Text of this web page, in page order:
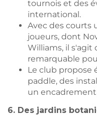
tournois et des
international.
Avec des courts
joueurs, dont
Williams, il s'agit
remarquable
Le club propose
paddle, des
un
6. Des jardins